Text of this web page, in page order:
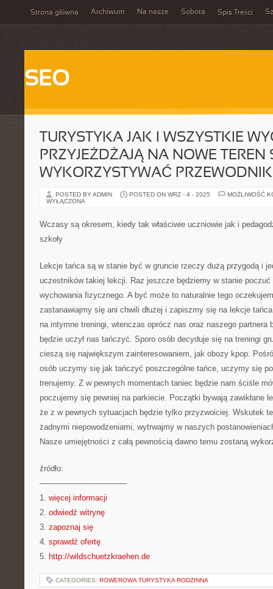
Strona główna Archiwum Na nasze Sobota Spis Treści
SEO
TURYSTYKA JAK I WSZYSTKIE
PRZYJEŻDŻAJĄ NA NOWE TEREN
WYKORZYSTYWAĆ
POSTED BY ADMIN POSTED ON WRZ - 4 - 2025
MOŻLIWOŚĆ
WYŁĄCZONA
Wczasy są okresem, kiedy tak właściwie uczniowie jak i
szkoły
Lekcje tańca są w stanie być w gruncie rzeczy dużą przygodą i
uczestników takiej lekcji. Raz jeszcze będziemy w stanie
wychowania fizycznego. A być może to naturalnie tego
zastanawiajmy się ani chwili dłużej i zapiszmy się na lekcje
na intymne treningi, wtenczas oprócz nas oraz naszego partnera
będzie uczył nas tańczyć. Sporo osób decyduje się na treningi
cieszą się największym zainteresowaniem, jak obozy kpop.
osób uczymy się jak tańczyć poszczególne tańce, uczymy się
trenujemy. Z w pewnych momentach taniec będzie nam ściśle
poczujemy się pewniej na parkiecie. Początki bywają zawikłane
że z w pewnych sytuacjach będzie tylko przyzwoiciej. Wskutek
żadnymi niepowodzeniami, wytrwajmy w naszych
Nasze umiejętności z całą pewnością dawno temu zostaną
źródło:
———————————
1. więcej informacji
2. odwiedź witrynę
3. zapoznaj się
4. sprawdź ofertę
5. http://wildschuetzkraehen.de
CATEGORIES: ROWEROWA TURYSTYKA RODZINNA